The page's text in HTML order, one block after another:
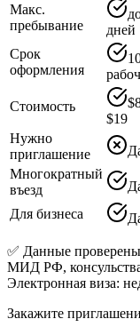
Макс.
пребывание
дней
Срок
оформления
Стоимость
$19
Нужно
приглашение
Многократный
въезд
Для бизнеса
✅ Данные
МИД РФ,
Электронная виза:
Закажите